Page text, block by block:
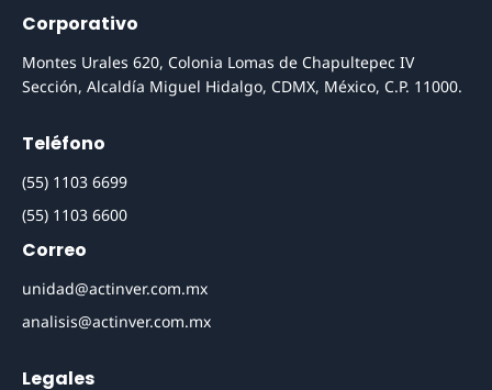
Corporativo
Montes Urales 620, Colonia Lomas de Chapultepec IV
Sección, Alcaldía Miguel Hidalgo, CDMX, México, C.P. 11000.
Teléfono
(55) 1103 6699
(55) 1103 6600
Correo
unidad@actinver.com.mx
analisis@actinver.com.mx
Legales